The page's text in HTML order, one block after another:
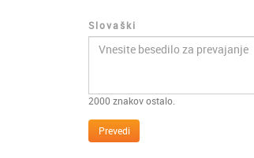
Slovaški
2000 znakov ostalo.
Prevedi